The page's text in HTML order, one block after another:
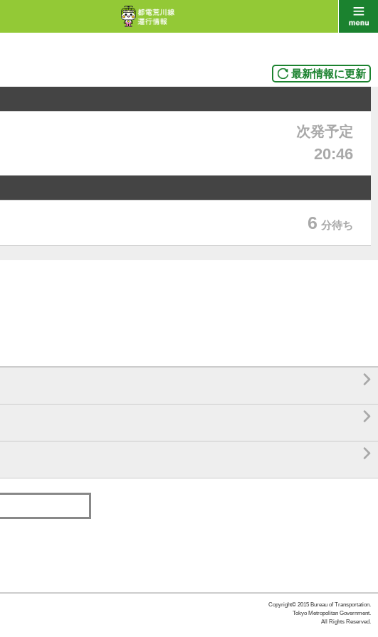
最新情報に更新
次発予定
20:46
6 分待ち



Copyright© 2015 Bureau of Transportation.
Tokyo Metropolitan Government.
All Rights Reserved.